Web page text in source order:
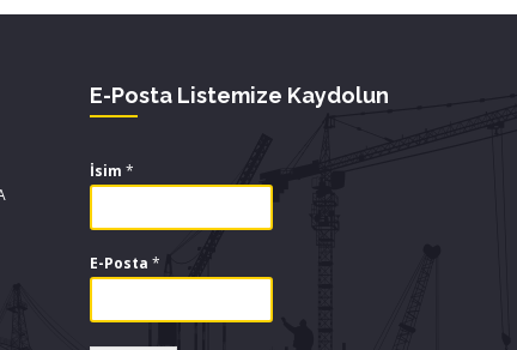
E-Posta Listemize Kaydolun
İsim *
E-Posta *